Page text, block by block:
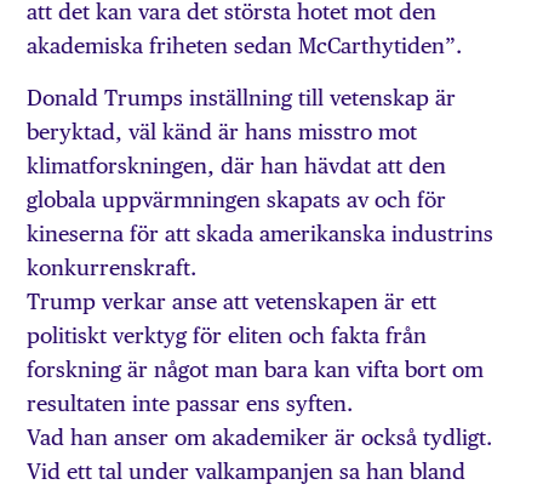
att det kan vara det största hotet mot den
akademiska friheten sedan McCarthytiden”.
Donald Trumps inställning till vetenskap är
beryktad, väl känd är hans misstro mot
klimatforskningen, där han hävdat att den
globala uppvärmningen skapats av och för
kineserna för att skada amerikanska industrins
konkurrenskraft.
Trump verkar anse att vetenskapen är ett
politiskt verktyg för eliten och fakta från
forskning är något man bara kan vifta bort om
resultaten inte passar ens syften.
Vad han anser om akademiker är också tydligt.
Vid ett tal under valkampanjen sa han bland